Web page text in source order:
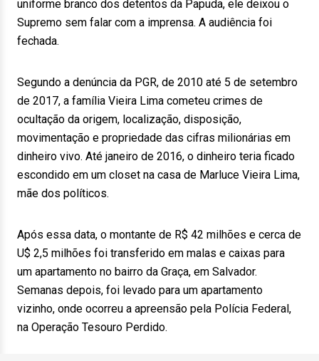
uniforme branco dos detentos da Papuda, ele deixou o
Supremo sem falar com a imprensa. A audiência foi
fechada.
Segundo a denúncia da PGR, de 2010 até 5 de setembro
de 2017, a família Vieira Lima cometeu crimes de
ocultação da origem, localização, disposição,
movimentação e propriedade das cifras milionárias em
dinheiro vivo. Até janeiro de 2016, o dinheiro teria ficado
escondido em um closet na casa de Marluce Vieira Lima,
mãe dos políticos.
Após essa data, o montante de R$ 42 milhões e cerca de
U$ 2,5 milhões foi transferido em malas e caixas para
um apartamento no bairro da Graça, em Salvador.
Semanas depois, foi levado para um apartamento
vizinho, onde ocorreu a apreensão pela Polícia Federal,
na Operação Tesouro Perdido.